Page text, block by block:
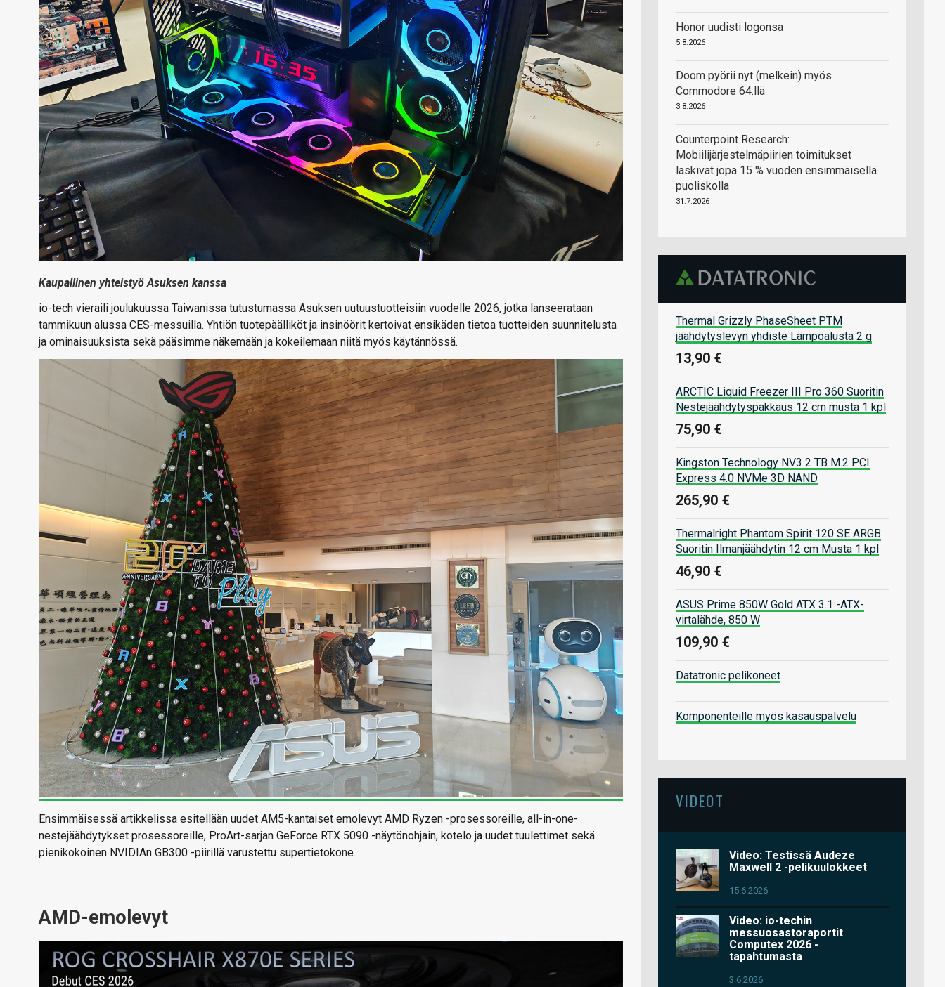
Kaupallinen yhteistyö Asuksen kanssa
io-tech vieraili joulukuussa Taiwanissa tutustumassa Asuksen uutuustuotteisiin vuodelle 2026, jotka lanseerataan
tammikuun alussa CES-messuilla. Yhtiön tuotepäälliköt ja insinöörit kertoivat ensikäden tietoa tuotteiden suunnitelusta
ja ominaisuuksista sekä pääsimme näkemään ja kokeilemaan niitä myös käytännössä.
Ensimmäisessä artikkelissa esitellään uudet AM5-kantaiset emolevyt AMD Ryzen -prosessoreille, all-in-one-
nestejäähdytykset prosessoreille, ProArt-sarjan GeForce RTX 5090 -näytönohjain, kotelo ja uudet tuulettimet sekä
pienikokoinen NVIDIAn GB300 -piirillä varustettu supertietokone.
AMD-emolevyt
Honor uudisti logonsa
5.8.2026
Doom pyörii nyt (melkein) myös
Commodore 64:llä
3.8.2026
Counterpoint Research:
Mobiilijärjestelmäpiirien toimitukset
laskivat jopa 15 % vuoden ensimmäisellä
puoliskolla
31.7.2026
Thermal Grizzly PhaseSheet PTM
jäähdytyslevyn yhdiste Lämpöalusta 2 g
13,90 €
ARCTIC Liquid Freezer III Pro 360 Suoritin
Nestejäähdytyspakkaus 12 cm musta 1 kpl
75,90 €
Kingston Technology NV3 2 TB M.2 PCI
Express 4.0 NVMe 3D NAND
265,90 €
Thermalright Phantom Spirit 120 SE ARGB
Suoritin Ilmanjäähdytin 12 cm Musta 1 kpl
46,90 €
ASUS Prime 850W Gold ATX 3.1 -ATX-
virtalähde, 850 W
109,90 €
Datatronic pelikoneet
Komponenteille myös kasauspalvelu
VIDEOT
Video: Testissä Audeze
Maxwell 2 -pelikuulokkeet
15.6.2026
Video: io-techin
messuosastoraportit
Computex 2026 -
tapahtumasta
3.6.2026